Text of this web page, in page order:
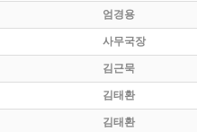
엄경용
사무국장
김근묵
김태환
김태환